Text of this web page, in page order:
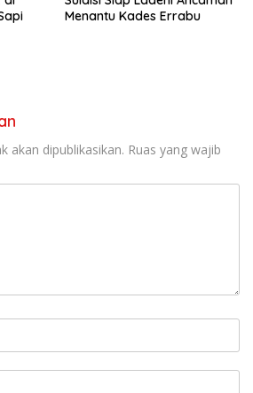
Menantu Kades Errabu
akan dipublikasikan. Ruas yang wajib